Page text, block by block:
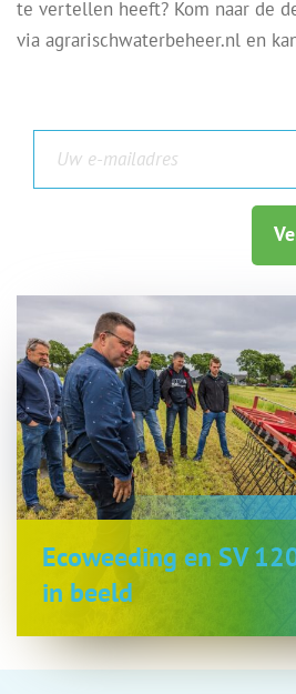
te vertellen heeft? Kom naar de
via agrarischwaterbeheer.nl en
">
Ecoweeding en SV
in beeld